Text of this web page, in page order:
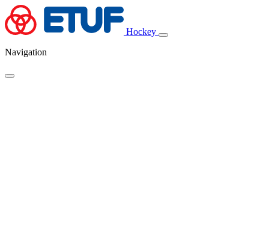
Hockey
Navigation